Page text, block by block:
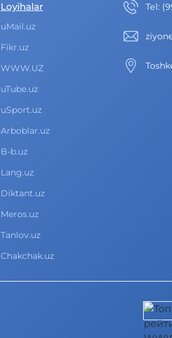
Loyihalar
uMail.uz
Fikr.uz
WWW.UZ
uTube.uz
uSport.uz
Arboblar.uz
B-b.uz
Lang.uz
Diktant.uz
Meros.uz
Tanlov.uz
Chakchak.uz
Теl: